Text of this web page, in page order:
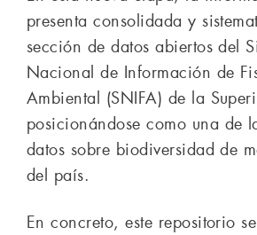
presenta consolidada y
sección de datos abiertos del
Nacional de Información de
Ambiental (SNIFA) de la
posicionándose como una de
datos sobre biodiversidad de
del país.
En concreto, este repositorio